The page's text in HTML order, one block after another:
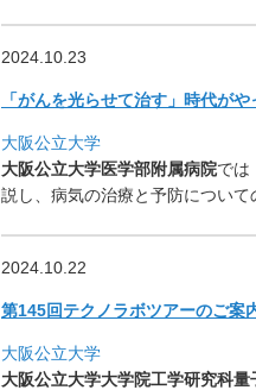
2024.10.23
「がんを光らせて治す」時代が
大阪公立大学
大阪公立大学医学部附属病院では
説し、 病気の治療と予防について
2024.10.22
第145回テクノラボツアーのご案
大阪公立大学
大阪公立大学大学院工学研究科量